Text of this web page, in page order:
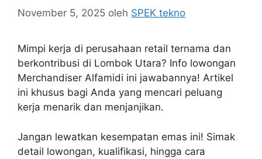
November 5, 2025 oleh SPEK tekno
Mimpi kerja di perusahaan retail ternama dan
berkontribusi di Lombok Utara? Info lowongan
Merchandiser Alfamidi ini jawabannya! Artikel
ini khusus bagi Anda yang mencari peluang
kerja menarik dan menjanjikan.
Jangan lewatkan kesempatan emas ini! Simak
detail lowongan, kualifikasi, hingga cara